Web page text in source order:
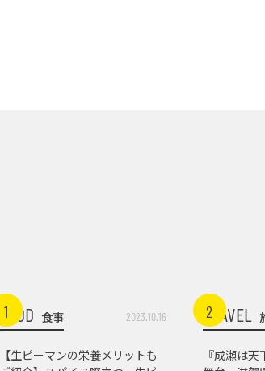
1FOOD 食事 2023.10.16
【生ピーマンの栄養メリットも
2
TRAVEL
『成瀬は